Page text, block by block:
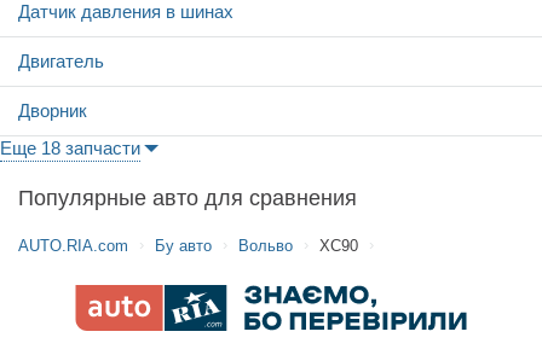
Датчик давления в шинах
Двигатель
Дворник
Еще 18 запчасти
Популярные авто для сравнения
AUTO.RIA.com Бу авто Вольво ХС90